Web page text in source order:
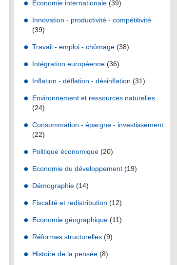
Economie internationale (39)
Innovation - productivité - compétitivité
(39)
Travail - emploi - chômage (38)
Intégration européenne (36)
Inflation - déflation - désinflation (31)
Environnement et ressources naturelles
(24)
Consommation - épargne - investissement
(22)
Politique économique (20)
Economie du développement (19)
Démographie (14)
Fiscalité et redistribution (12)
Economie géographique (11)
Réformes structurelles (9)
Histoire de la pensée (8)